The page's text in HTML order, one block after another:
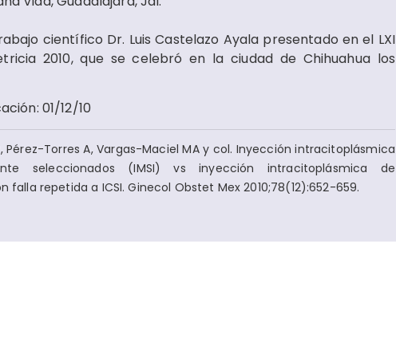
científico Dr. Luis Castelazo Ayala presentado en el LXI
2010, que se celebró en la ciudad de Chihuahua los
: 01/12/10
Torres A, Vargas-Maciel MA y col. Inyección intracitoplásmica
seleccionados (IMSI) vs inyección intracitoplásmica de
repetida a ICSI. Ginecol Obstet Mex 2010;78(12):652-659.